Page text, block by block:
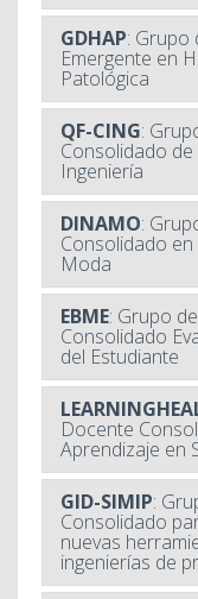
GDHAP: Grupo
Emergente en
Patológica
QF-CING:
Consolidado de
Ingeniería
DINAMO:
Consolidado
Moda
EBME: Grupo
Consolidado
del Estudiante
Docente
Aprendizaje en
GID-SIMIP:
Consolidado
nuevas
ingenierías de